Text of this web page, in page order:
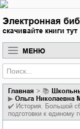
Электронная
скачивайте книги тут
МЕНЮ
Главная 📚
▶ Ольга Николаевна
✔️ История. Большой
подготовки к единому